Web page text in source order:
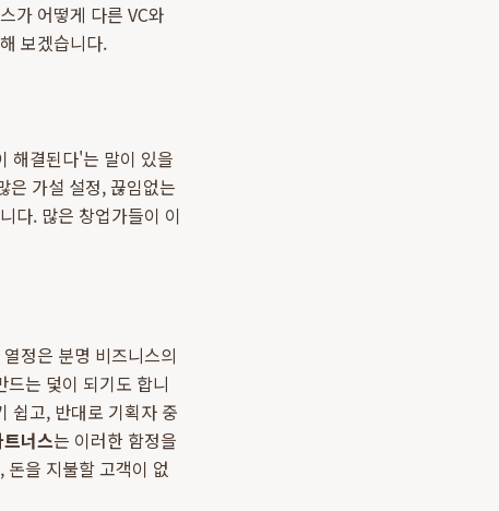
가 어떻게 다른 VC와
보겠습니다.
해결된다'는 말이 있을
은 가설 설정, 끊임없는
다. 많은 창업가들이 이
정은 분명 비즈니스의
는 덫이 되기도 합니
쉽고, 반대로 기획자 중
너스는 이러한 함정을
을 지불할 고객이 없